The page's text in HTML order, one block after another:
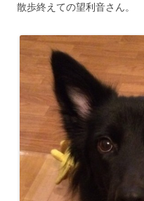
散歩終えての望利音さん。